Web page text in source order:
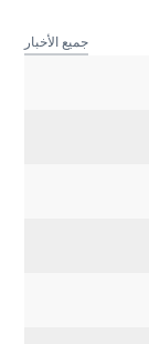
جميع الأخبار